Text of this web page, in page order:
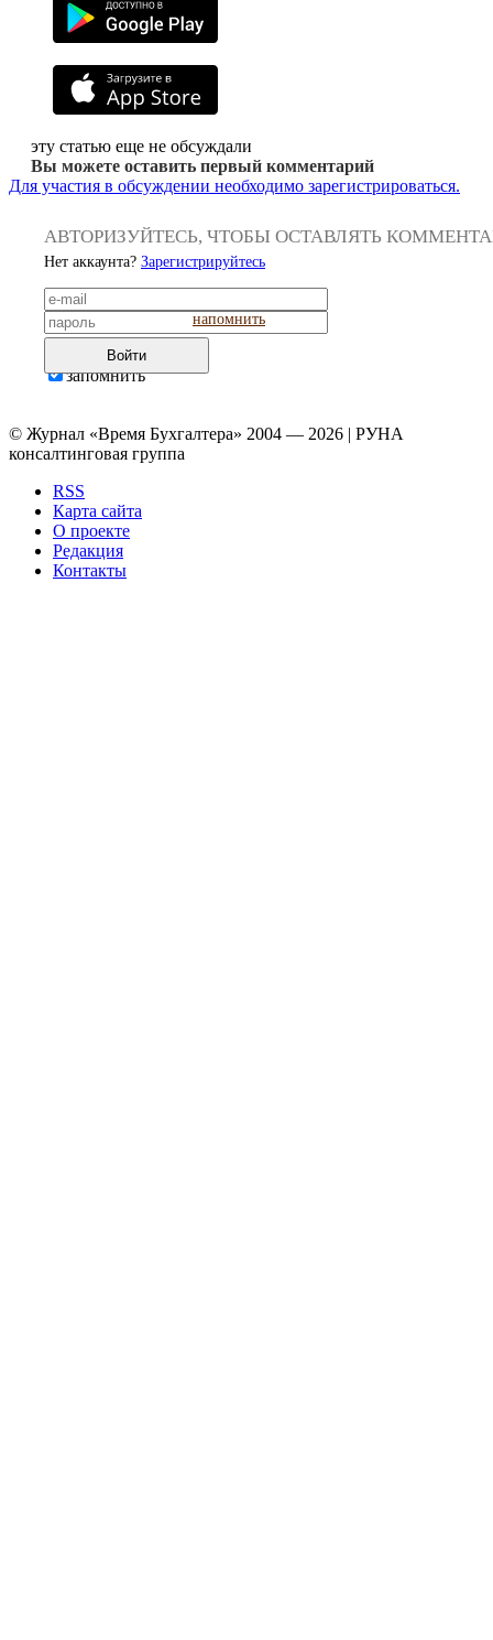
эту статью еще не обсуждали
Вы можете оставить первый комментарий
Для участия в обсуждении необходимо зарегистрироваться.
АВТОРИЗУЙТЕСЬ, ЧТОБЫ ОСТАВЛЯТЬ
Нет аккаунта? Зарегистрируйтесь
напомнить
Войти
запомнить
© Журнал «Время Бухгалтера» 2004 — 2026 | РУНА
консалтинговая группа
RSS
Карта сайта
О проекте
Редакция
Контакты